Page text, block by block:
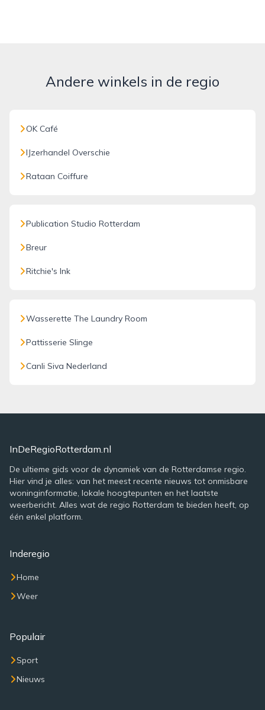
Andere winkels in de regio
OK Café
IJzerhandel Overschie
Rataan Coiffure
Publication Studio Rotterdam
Breur
Ritchie's Ink
Wasserette The Laundry Room
Pattisserie Slinge
Canli Siva Nederland
InDeRegioRotterdam.nl
De ultieme gids voor de dynamiek van de Rotterdamse regio.
Hier vind je alles: van het meest recente nieuws tot onmisbare
woninginformatie, lokale hoogtepunten en het laatste
weerbericht. Alles wat de regio Rotterdam te bieden heeft, op
één enkel platform.
Inderegio
Home
Weer
Populair
Sport
Nieuws